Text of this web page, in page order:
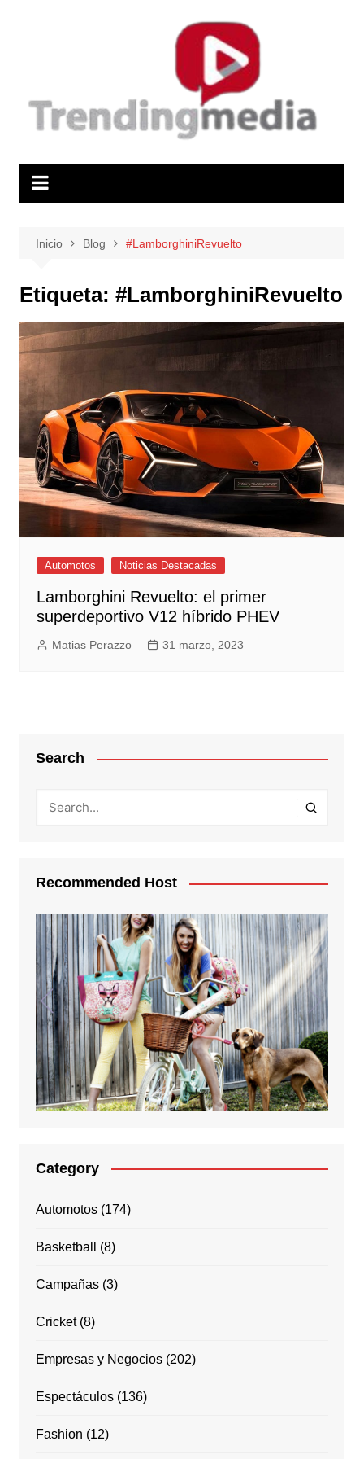
Inicio Blog #LamborghiniRevuelto
Etiqueta: #LamborghiniRevuelto
Automotos Noticias Destacadas
Lamborghini Revuelto: el primer
superdeportivo V12 híbrido PHEV
Matias Perazzo 31 marzo, 2023
Search
Recommended Host
Category
Automotos(174)
Basketball (8)
Campañas(3)
Cricket(8)
Empresas y Negocios(202)
Espectáculos(136)
Fashion (12)